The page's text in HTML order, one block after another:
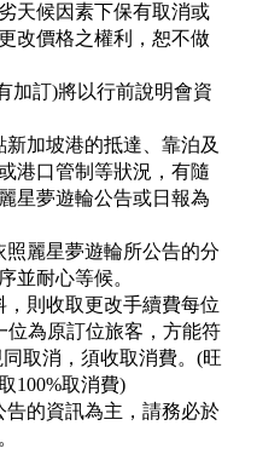
天候因素下保有取消或
改價格之權利，恕不做
加訂)將以行前說明會資
加坡港的抵達、靠泊及
港口管制等狀況，有隨
麗星夢遊輪公告或日報為
照麗星夢遊輪所公告的分
並耐心等候。
則收取更改手續費每位
位為原訂位旅客，方能符
取消，須收取消費。(旺
100%取消費)
的資訊為主，請務必於